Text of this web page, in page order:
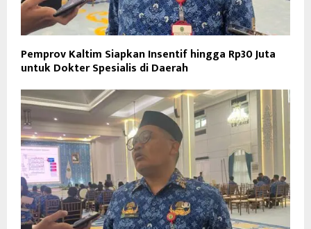
Pemprov Kaltim Siapkan Insentif hingga Rp30 Juta
untuk Dokter Spesialis di Daerah